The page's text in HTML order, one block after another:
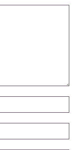
:*
:*